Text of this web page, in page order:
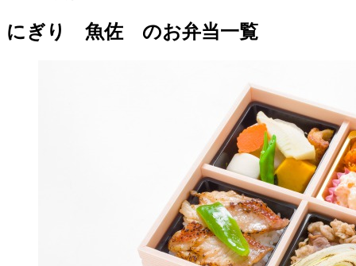
にぎり 魚佐 のお弁当一覧